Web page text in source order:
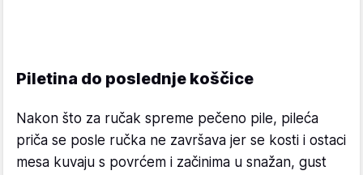
Piletina do poslednje koščice
Nakon što za ručak spreme pečeno pile, pileća
priča se posle ručka ne završava jer se kosti i ostaci
mesa kuvaju s povrćem i začinima u snažan, gust